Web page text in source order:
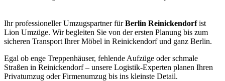
Ihr professioneller Umzugspartner fürBerlin Reinickendorfist
Lion Umzüge. Wir begleiten Sie von der ersten Planung bis zum
sicheren Transport Ihrer Möbel in Reinickendorf und ganz Berlin.
Egal ob enge Treppenhäuser, fehlende Aufzüge oder schmale
Straßen in Reinickendorf – unsere Logistik-Experten planen Ihren
Privatumzug oder Firmenumzug bis ins kleinste Detail.